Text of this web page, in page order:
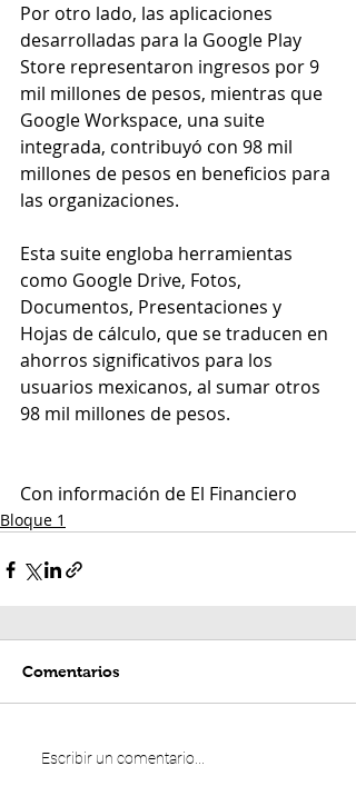
Por otro lado, las aplicaciones
desarrolladas para la Google Play
Store representaron ingresos por 9
mil millones de pesos, mientras que
Google Workspace, una suite
integrada, contribuyó con 98 mil
millones de pesos en beneficios para
las organizaciones.
Esta suite engloba herramientas
como Google Drive, Fotos,
Documentos, Presentaciones y
Hojas de cálculo, que se traducen en
ahorros significativos para los
usuarios mexicanos, al sumar otros
98 mil millones de pesos.
Con información de El Financiero
Bloque 1
Comentarios
Escribir un comentario...